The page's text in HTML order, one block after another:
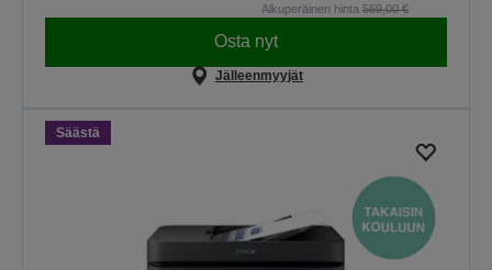
Alkuperäinen hinta 569,00 €
Osta nyt
Jälleenmyyjät
Säästä